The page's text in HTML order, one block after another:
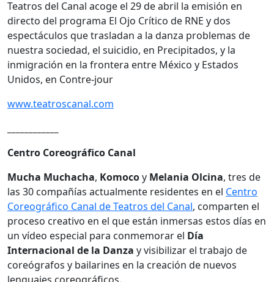
Teatros del Canal acoge el 29 de abril la emisión en
directo del programa El Ojo Crítico de RNE y dos
espectáculos que trasladan a la danza problemas de
nuestra sociedad, el suicidio, en Precipitados, y la
inmigración en la frontera entre México y Estados
Unidos, en Contre-jour
www.teatroscanal.com
Centro Coreográfico Canal
Mucha Muchacha, Komocoy Melania Olcina, tres de
las 30 compañías actualmente residentes en el Centro
Coreográfico Canal de Teatros del Canal, comparten el
proceso creativo en el que están inmersas estos días en
un vídeo especial para conmemorar el Día
Internacional de la Danza y visibilizar el trabajo de
coreógrafos y bailarines en la creación de nuevos